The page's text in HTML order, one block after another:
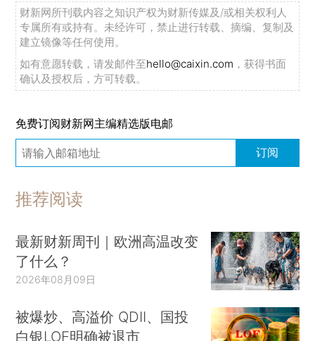
财新网所刊载内容之知识产权为财新传媒及/或相关权利人
专属所有或持有。未经许可，禁止进行转载、摘编、复制及
建立镜像等任何使用。
如有意愿转载，请发邮件至hello@caixin.com ，获得书面
确认及授权后，方可转载。
免费订阅财新网主编精选版电邮
订阅
推荐阅读
最新财新周刊｜欧洲高温改变
了什么？
2026年08月09日
被爆炒、高溢价 QDII、国投
白银LOF明确被退市